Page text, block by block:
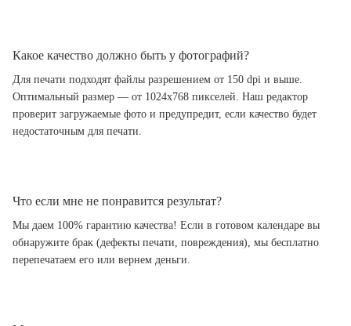
Какое качество должно быть у фотографий?
Для печати подходят файлы разрешением от 150 dpi и выше.
Оптимальный размер — от 1024x768 пикселей. Наш редактор
проверит загружаемые фото и предупредит, если качество будет
недостаточным для печати.
Что если мне не понравится результат?
Мы даем 100% гарантию качества! Если в готовом календаре вы
обнаружите брак (дефекты печати, повреждения), мы бесплатно
перепечатаем его или вернем деньги.